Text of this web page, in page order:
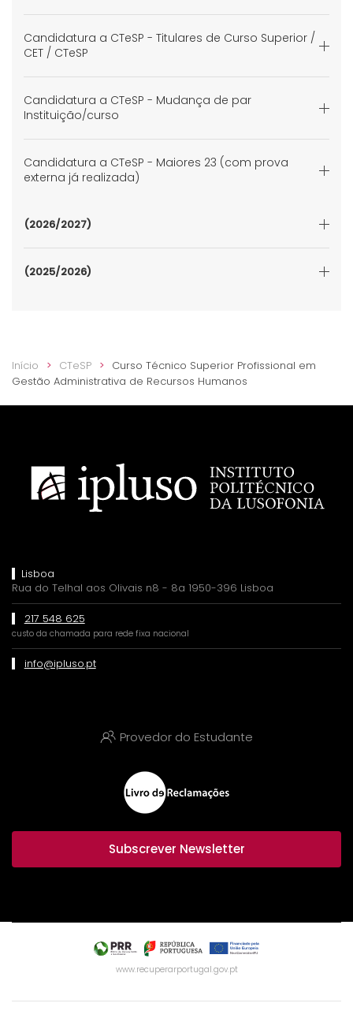
Candidatura a CTeSP - Titulares de Curso Superior /
CET / CTeSP
Candidatura a CTeSP - Mudança de par
Instituição/curso
Candidatura a CTeSP - Maiores 23 (com prova
externa já realizada)
(2026/2027)
(2025/2026)
Início CTeSP
Curso Técnico Superior Profissional em
Gestão Administrativa de Recursos Humanos
Lisboa
Rua do Telhal aos Olivais n8 - 8a 1950-396 Lisboa
217 548 625
custo da chamada para rede fixa nacional
info@ipluso.pt
Provedor do Estudante
Subscrever Newsletter
www.recuperarportugal.gov.pt